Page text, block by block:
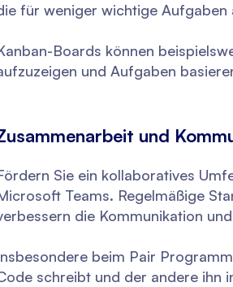
für weniger wichtige
Boards können
und Aufgaben
und
Sie ein kollaboratives
Teams. Regelmäßige
die Kommunikation
beim Pair
schreibt und der andere ihn